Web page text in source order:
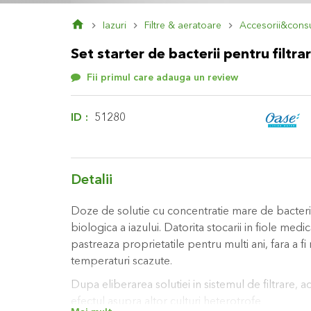
Iazuri Filtre & aeratoare
Set starter de bacterii pentru
Fii primul care adauga un review
ID 51280
Detalii
Doze de solutie cu concentratie mare de
biologica a iazului. Datorita stocarii in fiole
pastreaza proprietatile pentru multi ani, fara a fi
temperaturi scazute.
Dupa eliberarea solutiei in sistemul de filtrare,
efectul asupra altor culturi heterotrofe